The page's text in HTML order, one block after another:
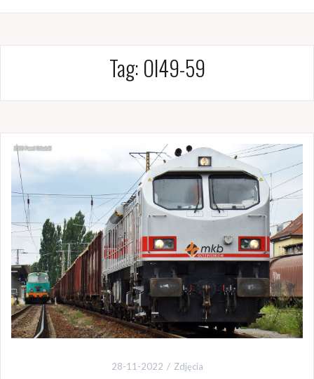
Tag: Ol49-59
28-11-2022 Zdjęcia